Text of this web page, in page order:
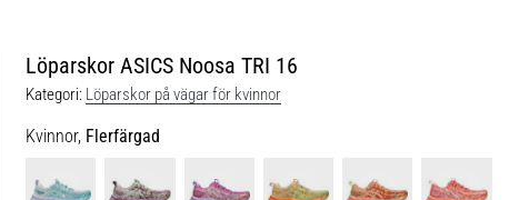
Löparskor ASICS Noosa TRI 16
Kategori: Löparskor på vägar för kvinnor
Kvinnor, Flerfärgad